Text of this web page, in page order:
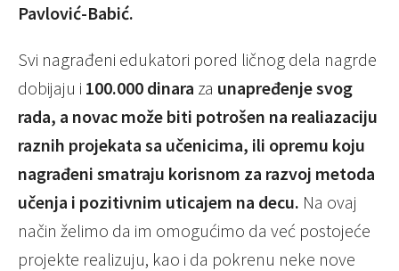
Pavlović-Babić.
Svi nagrađeni edukatori pored ličnog dela nagrde
dobijaju i 100.000 dinara za unapređenje svog
rada, a novac može biti potrošen na realiazaciju
raznih projekata sa učenicima, ili opremu koju
nagrađeni smatraju korisnom za razvoj metoda
učenja i pozitivnim uticajem na decu. Na ovaj
način želimo da im omogućimo da već postojeće
projekte realizuju, kao i da pokrenu neke nove